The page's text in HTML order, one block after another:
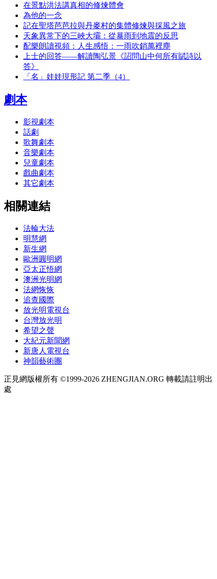
在景點洪法講真相的修煉體會
為他的一念
記在聖塔芭芭拉與丹麥村的集體修煉與採風之旅
天象異常下的三峽大壩：從暴雨到地震的反思
配樂朗讀視頻：人生感悟：一雨吹銷萬裡塵
上士的回答——解讀陶弘景《詔問山中何所有賦詩以
答》
「名」娃娃現形記 第二季（4）
劇本
影視劇本
話劇
歌舞劇本
音樂劇本
兒童劇本
戲曲劇本
其它劇本
相關連結
法輪大法
明慧網
新生網
歐洲圓明網
亞太正悟網
澳洲光明網
法網恢恢
追查國際
放光明電視台
台灣放光明
希望之聲
大紀元新聞網
新唐人電視台
神韻藝術團
正見網版權所有 ©1999-2026 ZHENGJIAN.ORG 轉載請註明出
處